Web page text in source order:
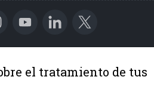
el tratamiento de tus